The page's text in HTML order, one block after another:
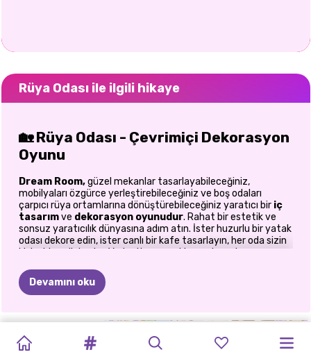
Rüya Odası ile ilgili hikaye
🏡 Rüya Odası - Çevrimiçi Dekorasyon
Oyunu
Dream Room,güzel mekanlar tasarlayabileceğiniz,
mobilyaları özgürce yerleştirebileceğiniz ve boş odaları
çarpıcı rüya ortamlarına dönüştürebileceğiniz yaratıcı bir iç
tasarımve dekorasyon oyunudur. Rahat bir estetik ve
sonsuz yaratıcılık dünyasına adım atın. İster huzurlu bir yatak
odası dekore edin, ister canlı bir kafe tasarlayın, her oda sizin
kişisel tuvaliniz olur. Yerleştirme, renkler ve temalar
plana çıkar.
Bu oyunun özü çeşitlilikte yatıyor. Her mekan yeni bir
atmosfer ve yeni yaratıcı olanaklar sunuyor. Şunları dekore
Devamını oku
ODA
KIZ
ÇAY
GIYDIRME
BEBEK
GIYDIRME:
TOCA
BOCA'DA
DÜĞÜN
PLANLAYICISI
PRENSESLER
EV
DECORATE: